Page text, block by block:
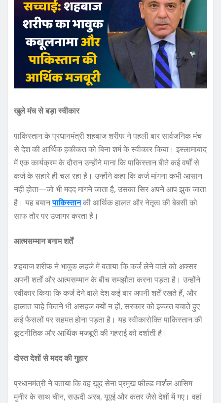
खुले मंच से बड़ा स्वीकार
पाकिस्तान के प्रधानमंत्री शहबाज शरीफ ने पहली बार सार्वजनिक मंच
से देश की आर्थिक हकीकत को बिना शर्म के स्वीकार किया। इस्लामाबाद
में एक कार्यक्रम के दौरान उन्होंने माना कि पाकिस्तान बीते कई वर्षों से
कर्ज के सहारे ही चल रहा है। उन्होंने कहा कि कर्ज मांगना कभी आसान
नहीं होता—जो भी मदद मांगने जाता है, उसका सिर अपने आप झुक जाता
है। यह बयानपाकिस्तानकी आर्थिक हालत और नेतृत्व की बेबसी को
साफ तौर पर उजागर करता है।
आत्मसम्मान बनाम शर्तें
शहबाज शरीफ ने भावुक लहजे में बताया कि कर्ज लेने वाले को अक्सर
अपनी शर्तों और आत्मसम्मान के बीच समझौता करना पड़ता है। उन्होंने
स्वीकार किया कि कर्ज देने वाले देश कई बार अपनी शर्तें रखते हैं, और
हालात चाहे कितने भी असहज क्यों न हों, सरकार को इज्जत बचाते हुए
कई फैसलों पर सहमत होना पड़ता है। यह स्वीकारोक्ति पाकिस्तान की
कूटनीतिक और आर्थिक मजबूरी की गहराई को दर्शाती है।
दोस्त देशों से मदद की गुहार
प्रधानमंत्री ने बताया कि वह खुद सेना प्रमुख फील्ड मार्शल आसिम
मुनीर के साथ चीन, सऊदी अरब, यूएई और कतर जैसे देशों में गए। वहां